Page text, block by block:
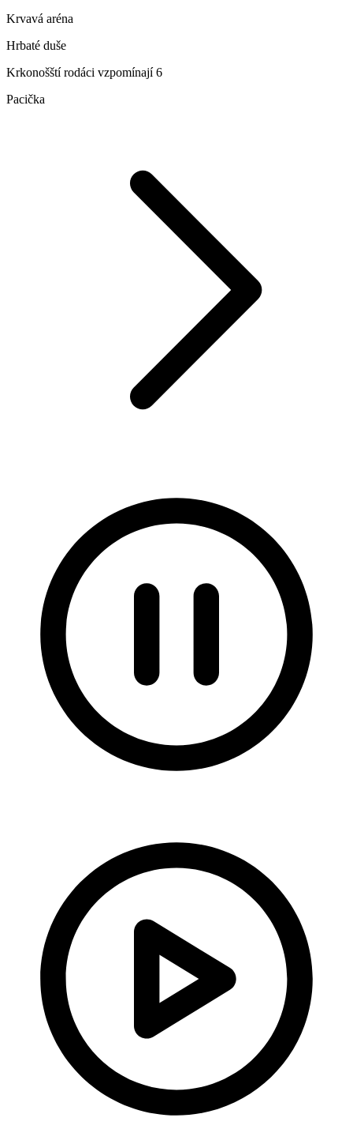
Krvavá aréna
Hrbaté duše
Krkonošští rodáci vzpomínají 6
Pacička